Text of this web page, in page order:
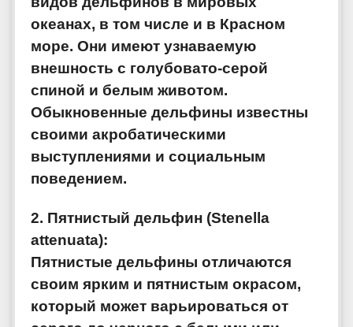
океанах, в том числе и в Красном
море. Они имеют узнаваемую
внешность с голубовато-серой
спиной и белым животом.
Обыкновенные дельфины известны
своими акробатическими
выступлениями и социальным
поведением.
2. Пятнистый дельфин (Stenella
attenuata):
Пятнистые дельфины отличаются
своим ярким и пятнистым окрасом,
который может варьироваться от